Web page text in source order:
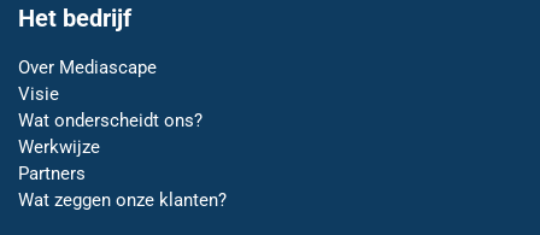
Het bedrijf
Over Mediascape
Visie
Wat onderscheidt ons?
Werkwijze
Partners
Wat zeggen onze klanten?